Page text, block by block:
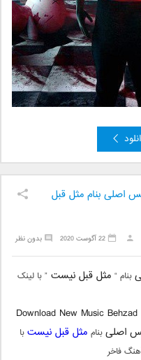
اصلی بنام مثل قبل
بدون نظر 22 آگوست 2020
بنام “ مثل قبل نیست ” با لینک
Download New Music
اصلیبنام مثل قبل نیستبا
فاخر